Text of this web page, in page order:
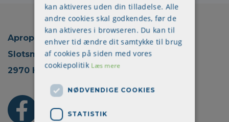
Apropos Kommunikation ApS
Slotsmarken 18, 2.
2970 Hørsholm
kan aktiveres uden din tilladelse. Alle
andre cookies skal godkendes, før de
kan aktiveres i browseren. Du kan til
enhver tid ændre dit samtykke til brug
af cookies på siden med vores
cookiepolitik Læs mere
NØDVENDIGE COOKIES
STATISTIK